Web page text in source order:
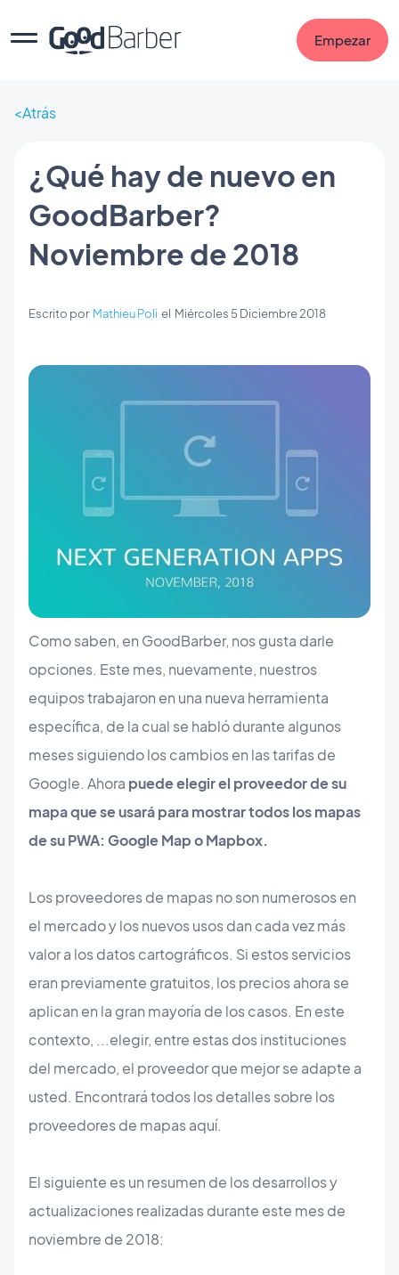
Empezar
Atrás
¿Qué hay de nuevo en
GoodBarber?
Noviembre de 2018
Escrito por Mathieu Poli el Miércoles 5 Diciembre 2018
Como saben, en GoodBarber, nos gusta darle
opciones. Este mes, nuevamente, nuestros
equipos trabajaron en una nueva herramienta
específica, de la cual se habló durante algunos
meses siguiendo los cambios en las tarifas de
Google. Ahora puede elegir el proveedor de su
mapa que se usará para mostrar todos los mapas
de su PWA: Google Map o Mapbox.
Los proveedores de mapas no son numerosos en
el mercado y los nuevos usos dan cada vez más
valor a los datos cartográficos. Si estos servicios
eran previamente gratuitos, los precios ahora se
aplican en la gran mayoría de los casos. En este
contexto, ...elegir, entre estas dos instituciones
del mercado, el proveedor que mejor se adapte a
usted. Encontrará todos los detalles sobre los
proveedores de mapas aquí.
El siguiente es un resumen de los desarrollos y
actualizaciones realizadas durante este mes de
noviembre de 2018: